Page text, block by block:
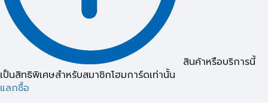
สินค้าหรือบริการนี้
เป็นสิทธิพิเศษสำหรับสมาชิกโฮมการ์ดเท่านั้น
แลกซื้อ